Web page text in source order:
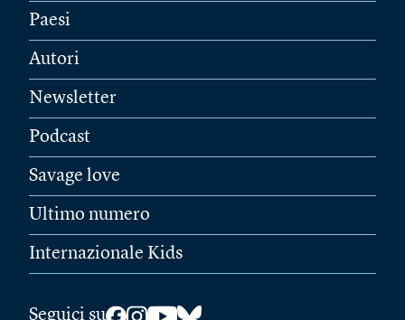
Paesi
Autori
Newsletter
Podcast
Savage love
Ultimo numero
Internazionale Kids
Seguici su